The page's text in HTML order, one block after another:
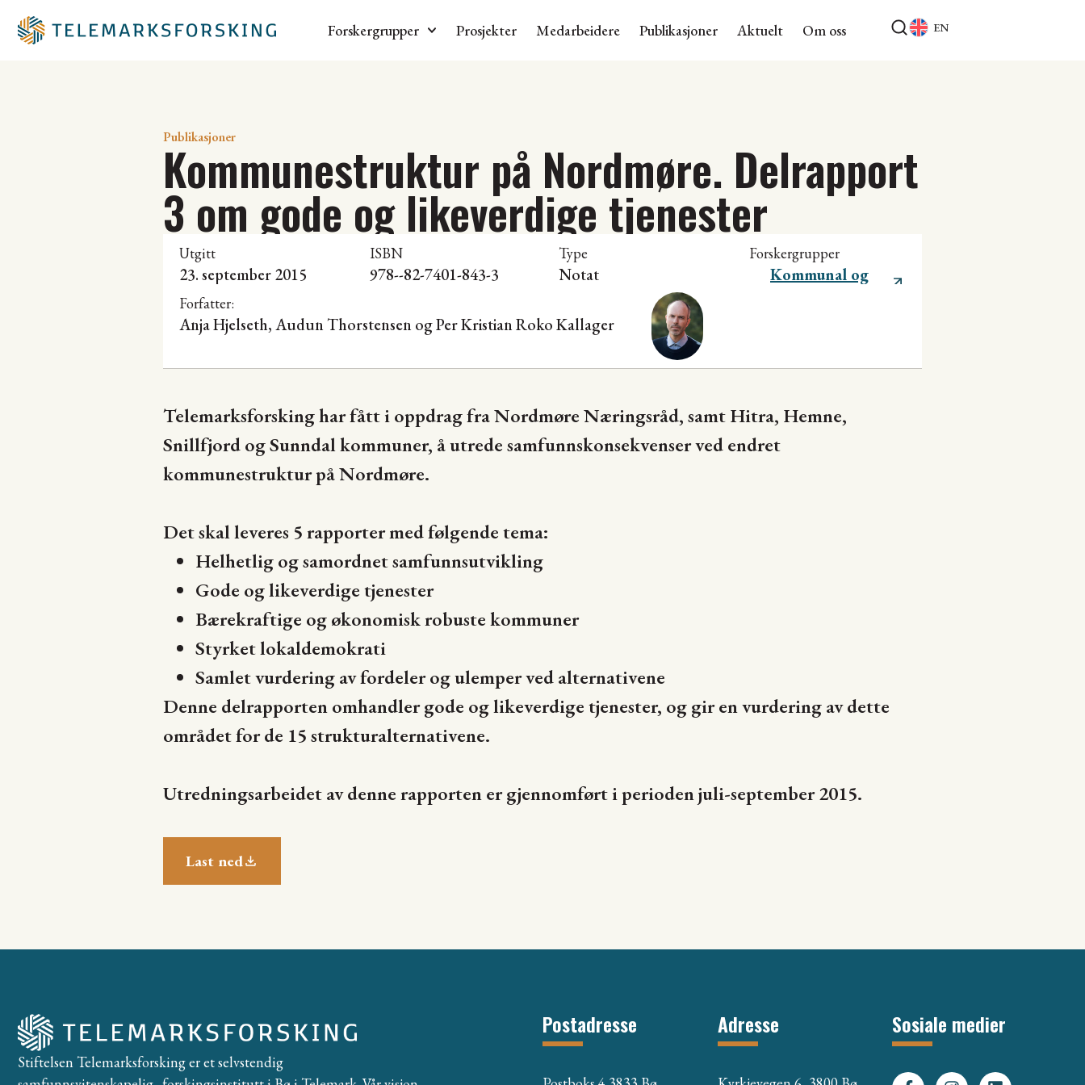
Forskergrupper Prosjekter Medarbeidere Publikasjoner Aktuelt Om oss EN
Publikasjoner
Kommunestruktur på Nordmøre. Delrapport
3 om gode og likeverdige tjenester
Utgitt
23. september 2015
ISBN
978--82-7401-843-3
Type
Notat
Forskergrupper
Kommunal og
regional utvikling
Forfatter:
Anja Hjelseth,Audun Thorstensen og Per Kristian Roko Kallager
Telemarksforsking har fått i oppdrag fra Nordmøre Næringsråd, samt Hitra, Hemne,
Snillfjord og Sunndal kommuner, å utrede samfunnskonsekvenser ved endret
kommunestruktur på Nordmøre.
Det skal leveres 5 rapporter med følgende tema:
Helhetlig og samordnet samfunnsutvikling
Gode og likeverdige tjenester
Bærekraftige og økonomisk robuste kommuner
Styrket lokaldemokrati
Samlet vurdering av fordeler og ulemper ved alternativene
Denne delrapporten omhandler gode og likeverdige tjenester, og gir en vurdering av dette
området for de 15 strukturalternativene.
Utredningsarbeidet av denne rapporten er gjennomført i perioden juli-september 2015.
Last ned
Stiftelsen Telemarksforsking er et selvstendig
Postadresse Adresse Sosiale medier